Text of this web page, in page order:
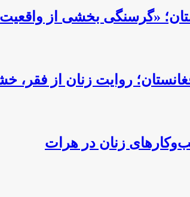
«گرسنگی بخشی از
روایت زنان از فقر،
زنان در هرات